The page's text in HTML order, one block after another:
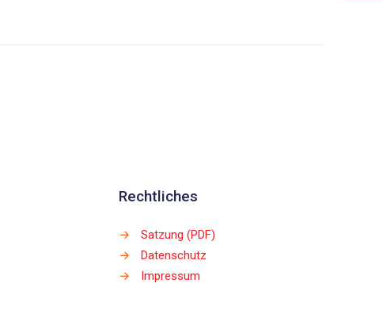
Rechtliches
→
Satzung (PDF)
→
Datenschutz
→
Impressum